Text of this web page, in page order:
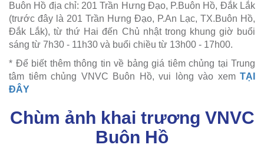
Buôn Hồ địa chỉ: 201 Trần Hưng Đạo, P.Buôn Hồ, Đắk Lắk
(trước đây là 201 Trần Hưng Đạo, P.An Lạc, TX.Buôn Hồ,
Đắk Lắk), từ thứ Hai đến Chủ nhật trong khung giờ buổi
sáng từ 7h30 - 11h30 và buổi chiều từ 13h00 - 17h00.
* Để biết thêm thông tin về bảng giá tiêm chủng tại Trung
tâm tiêm chủng VNVC Buôn Hồ, vui lòng vào xem TẠI
ĐÂY
Chùm ảnh khai trương VNVC
Buôn Hồ